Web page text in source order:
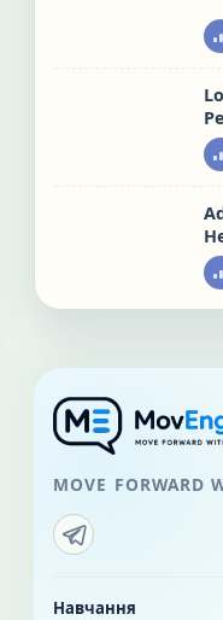
MOVE FORWARD
Навчання